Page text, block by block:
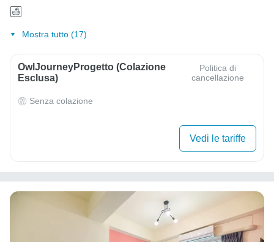
Mostra tutto (17)
OwlJourneyProgetto (colazione
Esclusa)
Politica di
cancellazione
Senza colazione
Vedi le tariffe